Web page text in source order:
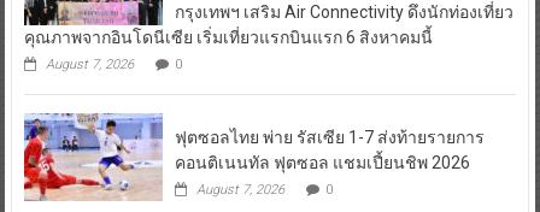
กรุงเทพฯ เสริม Air Connectivity ดึงนักท่องเที่ยว
คุณภาพจากอินโดนีเซีย เริ่มเที่ยวแรกบินแรก 6 สิงหาคมนี้
August 7, 2026 0
ฟุตซอลไทย พ่าย รัสเซีย 1-7 ส่งท้ายรายการ
คอนติเนนทัล ฟุตซอล แชมเปี้ยนชิพ 2026
August 7, 2026 0